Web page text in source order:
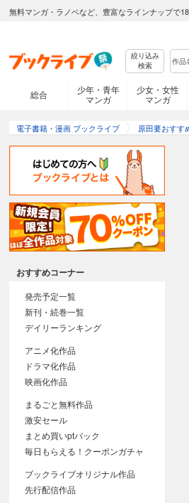
無料マンガ・ラノベなど、豊富なラインナップで
絞り込み
検索
総合
少年・青年
マンガ
少女・女性
マンガ
電子書籍・漫画 ブックライブ 原田要おすす
おすすめコーナー
発売予定一覧
新刊・続巻一覧
デイリーランキング
アニメ化作品
ドラマ化作品
映画化作品
まるごと無料作品
激安セール
まとめ買いptバック
毎日もらえる！クーポンガチャ
ブックライブオリジナル作品
先行配信作品